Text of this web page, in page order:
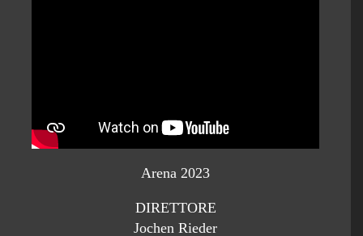
Arena 2023
DIRETTORE
Jochen Rieder